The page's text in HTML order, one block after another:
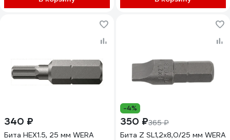
340 ₽
Бита HEX1.5, 25 мм WERA
-4%
350 ₽365 ₽
Бита Z SL1,2x8,0/25 мм WERA